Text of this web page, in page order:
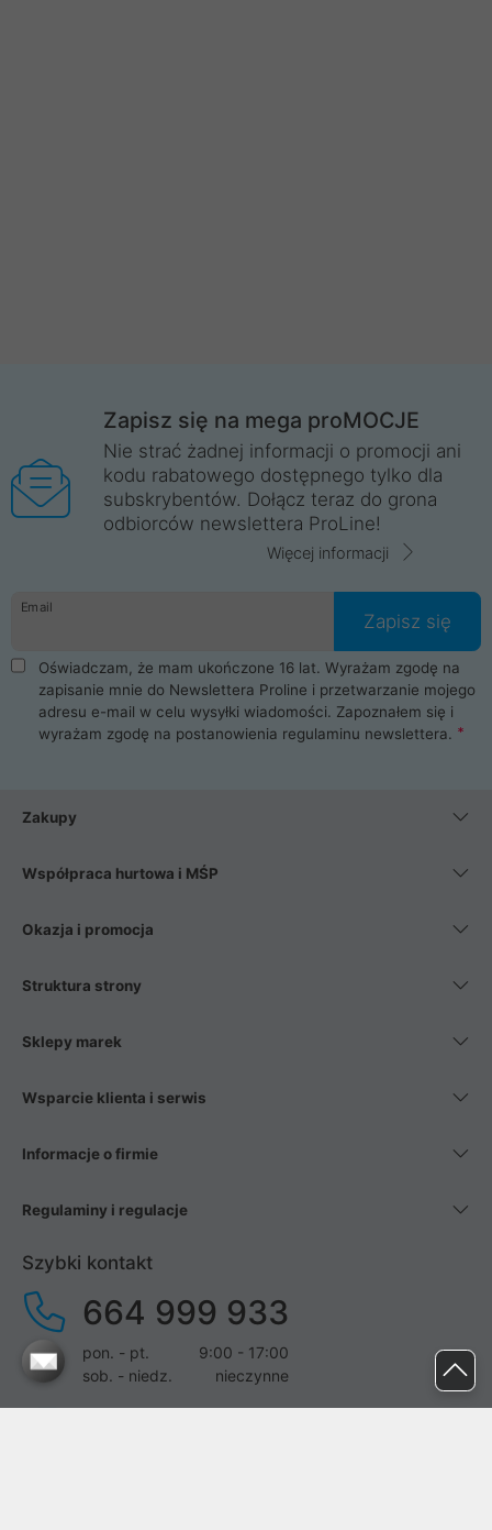
Zapisz się na mega proMOCJE
Nie strać żadnej informacji o promocji ani
kodu rabatowego dostępnego tylko dla
subskrybentów. Dołącz teraz do grona
odbiorców newslettera ProLine!
Więcej informacji
Email
Zapisz się
Oświadczam, że mam ukończone 16 lat. Wyrażam zgodę na
zapisanie mnie do Newslettera Proline i przetwarzanie mojego
adresu e-mail w celu wysyłki wiadomości. Zapoznałem się i
wyrażam zgodę na postanowienia regulaminu newslettera.
Zakupy
Współpraca hurtowa i MŚP
Okazja i promocja
Struktura strony
Sklepy marek
Wsparcie klienta i serwis
Informacje o firmie
Regulaminy i regulacje
Szybki kontakt
664 999 933
pon. - pt.
9:00 - 17:00
sob. - niedz.
nieczynne